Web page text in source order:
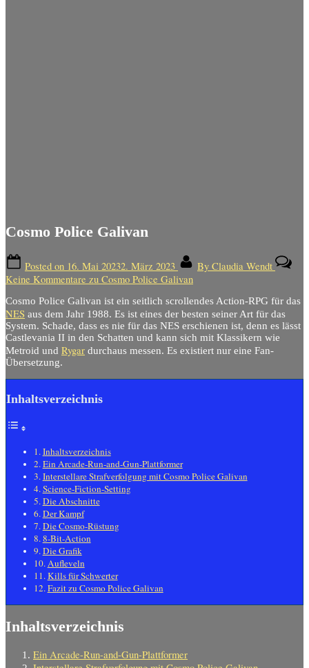
Cosmo Police Galivan
Posted on 16. Mai 20232. März 2023 By Claudia Wendt
Keine Kommentare zu Cosmo Police Galivan
Cosmo Police Galivan ist ein seitlich scrollendes Action-RPG für das
NES aus dem Jahr 1988. Es ist eines der besten seiner Art für das
System. Schade, dass es nie für das NES erschienen ist, denn es lässt
Castlevania II in den Schatten und kann sich mit Klassikern wie
Metroid und Rygar durchaus messen. Es existiert nur eine Fan-
Übersetzung.
Inhaltsverzeichnis
Inhaltsverzeichnis
Ein Arcade-Run-and-Gun-Plattformer
Interstellare Strafverfolgung mit Cosmo Police Galivan
Science-Fiction-Setting
Die Abschnitte
Der Kampf
Die Cosmo-Rüstung
8-Bit-Action
Die Grafik
Aufleveln
Kills für Schwerter
Fazit zu Cosmo Police Galivan
Inhaltsverzeichnis
Ein Arcade-Run-and-Gun-Plattformer